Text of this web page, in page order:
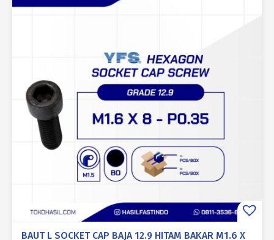
BAUT L SOCKET CAP BAJA 12.9 HITAM BAKAR M1.6 X